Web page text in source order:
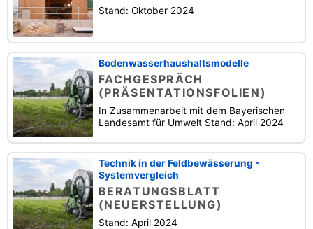
Stand: Oktober 2024
Bodenwasserhaushaltsmodelle
FACHGESPRÄCH
(PRÄSENTATIONSFOLIEN)
In Zusammenarbeit mit dem Bayerischen
Landesamt für Umwelt Stand: April 2024
Technik in der Feldbewässerung -
Systemvergleich
BERATUNGSBLATT
(NEUERSTELLUNG)
Stand: April 2024